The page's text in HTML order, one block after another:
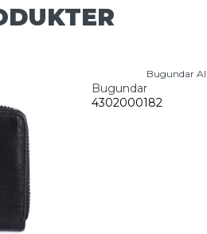
Bugundar
Bugundar
4302000182